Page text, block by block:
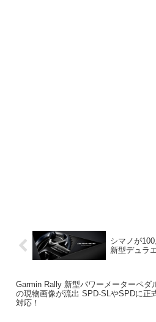
シマノが
新型デュラ
Garmin Rally 新型パワーメーターペダ
の現物画像が流出 SPD-SLやSPDに正
対応！